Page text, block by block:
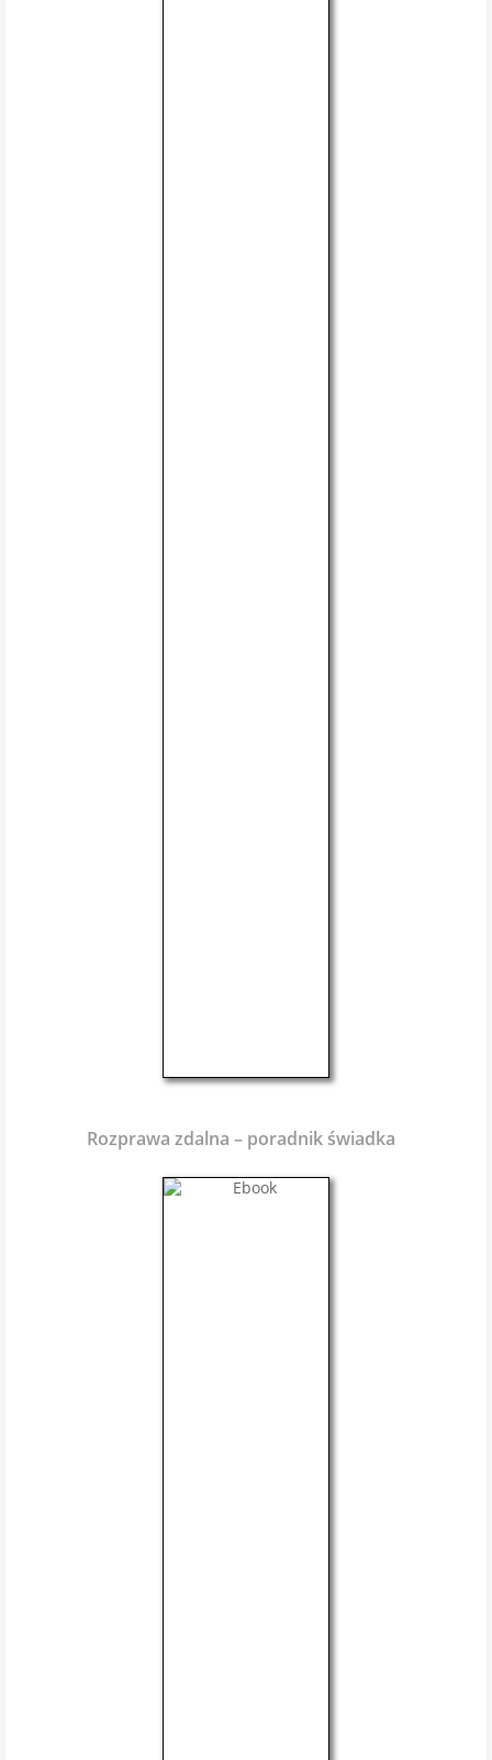
Rozprawa zdalna – poradnik świadka